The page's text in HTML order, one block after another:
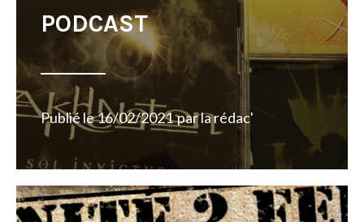
PODCAST
Publié le16/02/2021 parla rédac'